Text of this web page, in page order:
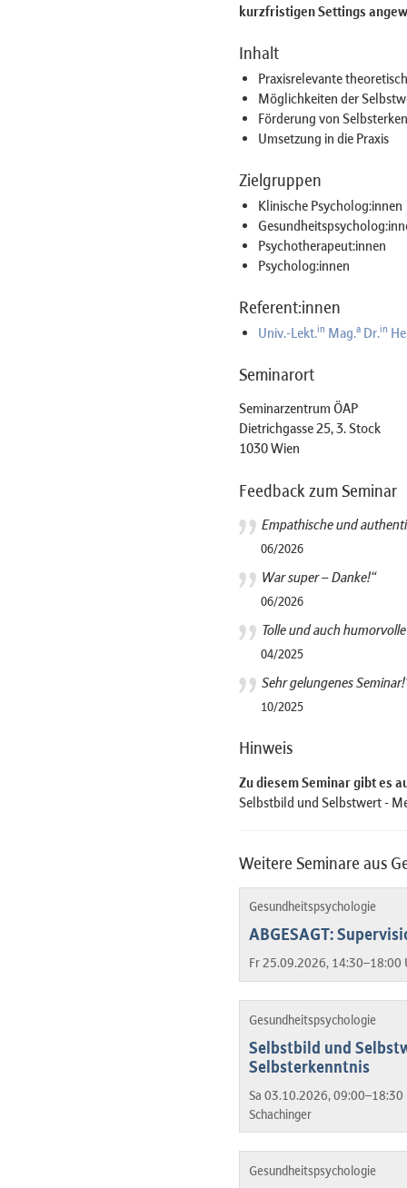
kurzfristigen Settings
Inhalt
Praxisrelevante
Möglichkeiten der
Förderung von
Umsetzung in die Praxis
Zielgruppen
Klinische Psycholog:innen
Psychotherapeut:innen
Psycholog:innen
Referent:innen
Univ.-Lekt. in Mag. aDr. in
Seminarort
Seminarzentrum ÖAP
Dietrichgasse 25, 3. Stock
1030 Wien
Feedback zum Seminar
Empathische und
06/2026
War super – Danke!“
06/2026
Tolle und auch
04/2025
Sehr gelungenes
10/2025
Hinweis
Zu diesem Seminar gibt es
Selbstbild und Selbstwert -
Weitere Seminare aus
Gesundheitspsychologie
ABGESAGT:
Fr 25.09.2026, 14:30–18:00
Gesundheitspsychologie
Selbstbild und
Selbsterkenntnis
Sa 03.10.2026,
Schachinger
Gesundheitspsychologie